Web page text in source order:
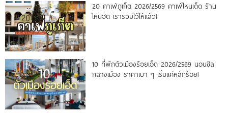
20 คาเฟ่ภูเก็ต 2026/2569 คาเฟ่ไหนเด็ด ร้าน
ไหนฮิต เรารวมไว้ให้แล้ว!
10 ที่พักตัวเมืองร้อยเอ็ด 2026/2569 นอนชิล
กลางเมือง ราคาเบา ๆ เริ่มแค่หลักร้อย!